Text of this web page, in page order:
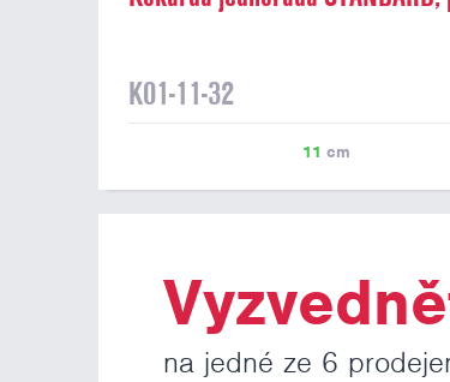
K01-11-32
11 cm
na jedné ze 6